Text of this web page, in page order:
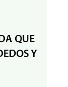
QUE
Y